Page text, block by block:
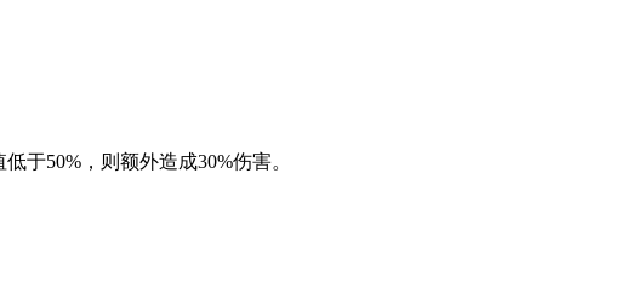
于50%，则额外造成30%伤害。